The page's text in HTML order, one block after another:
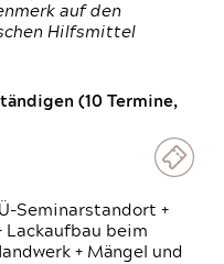
auf den
Hilfsmittel
(10 Termine,
Seminarstandort +
Lackaufbau beim
+ Mängel und